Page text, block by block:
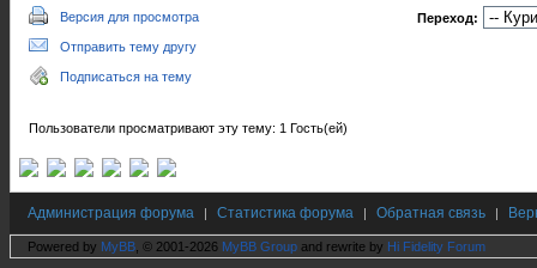
Версия для просмотра
Отправить тему другу
Подписаться на тему
Переход:
Пользователи просматривают эту тему: 1 Гость(ей)
Администрация форума | Статистика форума | Обратная связь |
Powered by MyBB , © 2001-2026 MyBB Group and rewrite by Hi Fidelity Forum